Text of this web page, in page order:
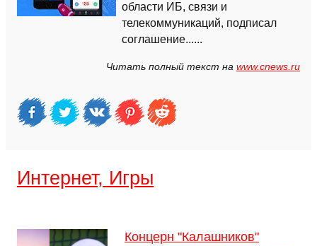
области ИБ, связи и
телекоммуникаций, подписал
соглашение......
Читать полный текст на www.cnews.ru
Интернет, Игры
Концерн "Калашников"